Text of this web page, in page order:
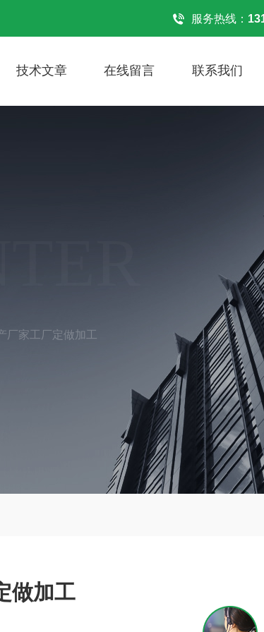
服务热线：
技术文章 在线留言 联系我们
厂家工厂定做加工
做加工